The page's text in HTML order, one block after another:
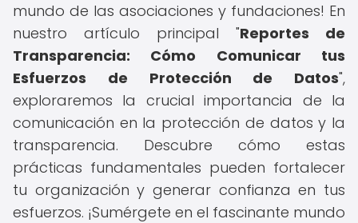
mundo de las asociaciones y fundaciones! En
nuestro artículo principal "Reportes de
Transparencia: Cómo Comunicar tus
Esfuerzos de Protección de Datos",
exploraremos la crucial importancia de la
comunicación en la protección de datos y la
transparencia. Descubre cómo estas
prácticas fundamentales pueden fortalecer
tu organización y generar confianza en tus
esfuerzos. ¡Sumérgete en el fascinante mundo